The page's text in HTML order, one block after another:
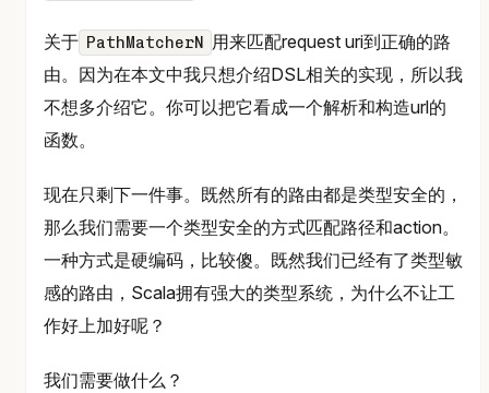
关于 PathMatcherN 用来匹配request uri到正确的路
由。因为在本文中我只想介绍DSL相关的实现，所以我
不想多介绍它。你可以把它看成一个解析和构造url的
函数。
现在只剩下一件事。既然所有的路由都是类型安全的，
那么我们需要一个类型安全的方式匹配路径和action。
一种方式是硬编码，比较傻。既然我们已经有了类型敏
感的路由，Scala拥有强大的类型系统，为什么不让工
作好上加好呢？
我们需要做什么？